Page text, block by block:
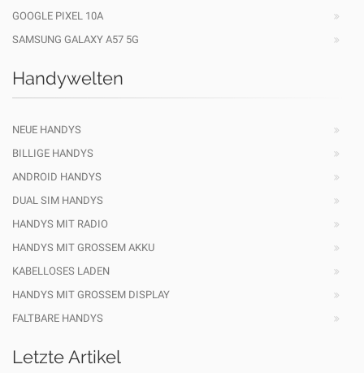
GOOGLE PIXEL 10A
SAMSUNG GALAXY A57 5G
Handywelten
NEUE HANDYS
BILLIGE HANDYS
ANDROID HANDYS
DUAL SIM HANDYS
HANDYS MIT RADIO
HANDYS MIT GROSSEM AKKU
KABELLOSES LADEN
HANDYS MIT GROSSEM DISPLAY
FALTBARE HANDYS
Letzte Artikel